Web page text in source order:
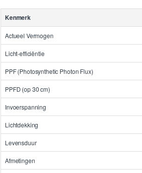
Kenmerk
Actueel Vermogen
Licht-efficiëntie
PPF (Photosynthetic Photon Flux)
PPFD (op 30 cm)
Invoerspanning
Lichtdekking
Levensduur
Afmetingen